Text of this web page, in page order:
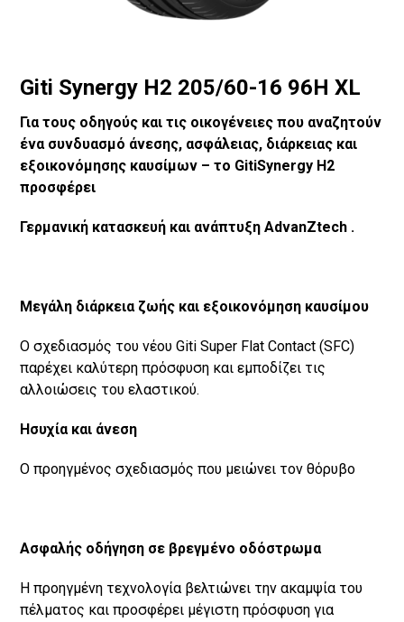
Giti Synergy H2 205/60-16 96H XL
Για τους οδηγούς και τις οικογένειες που αναζητούν
ένα συνδυασμό άνεσης, ασφάλειας, διάρκειας και
εξοικονόμησης καυσίμων – το GitiSynergy H2
προσφέρει
Γερμανική κατασκευή και ανάπτυξη AdvanZtech .
Μεγάλη διάρκεια ζωής και εξοικονόμηση καυσίμου
Ο σχεδιασμός του νέου Giti Super Flat Contact (SFC)
παρέχει καλύτερη πρόσφυση και εμποδίζει τις
αλλοιώσεις του ελαστικού.
Ησυχία και άνεση
Ο προηγμένος σχεδιασμός που μειώνει τον θόρυβο
Ασφαλής οδήγηση σε βρεγμένο οδόστρωμα
Η προηγμένη τεχνολογία βελτιώνει την ακαμψία του
πέλματος και προσφέρει μέγιστη πρόσφυση για